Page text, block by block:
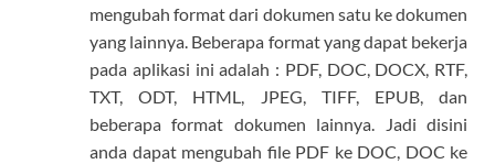
mengubah format dari dokumen satu ke dokumen
yang lainnya. Beberapa format yang dapat bekerja
pada aplikasi ini adalah : PDF, DOC, DOCX, RTF,
TXT, ODT, HTML, JPEG, TIFF, EPUB, dan
beberapa format dokumen lainnya. Jadi disini
anda dapat mengubah file PDF ke DOC, DOC ke